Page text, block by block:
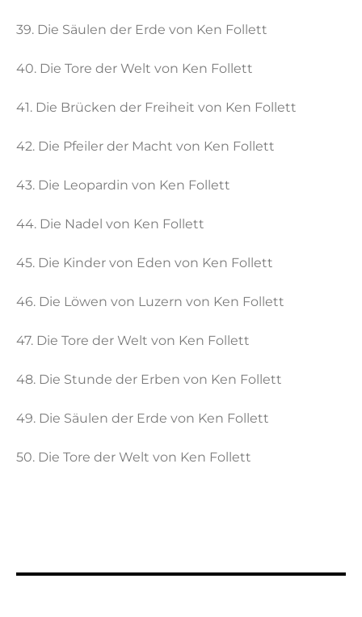
39. Die Säulen der Erde von Ken Follett
40. Die Tore der Welt von Ken Follett
41. Die Brücken der Freiheit von Ken Follett
42. Die Pfeiler der Macht von Ken Follett
43. Die Leopardin von Ken Follett
44. Die Nadel von Ken Follett
45. Die Kinder von Eden von Ken Follett
46. Die Löwen von Luzern von Ken Follett
47. Die Tore der Welt von Ken Follett
48. Die Stunde der Erben von Ken Follett
49. Die Säulen der Erde von Ken Follett
50. Die Tore der Welt von Ken Follett